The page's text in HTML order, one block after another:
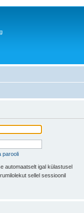
parooli
automaatselt igal külastusel
sellel sessioonil